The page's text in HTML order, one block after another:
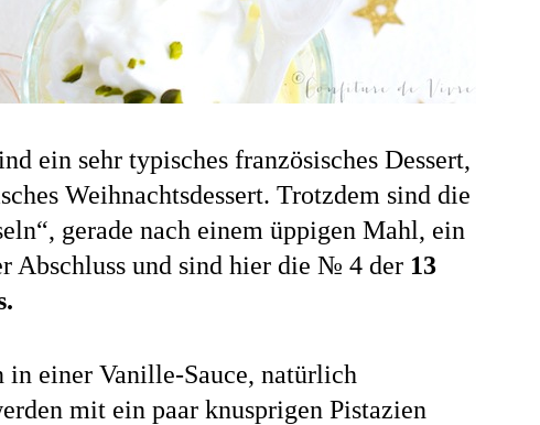
ein sehr typisches französisches Dessert,
Weihnachtsdessert. Trotzdem sind die
gerade nach einem üppigen Mahl, ein
Abschluss und sind hier die № 4 der 13
in einer Vanille-Sauce, natürlich
mit ein paar knusprigen Pistazien